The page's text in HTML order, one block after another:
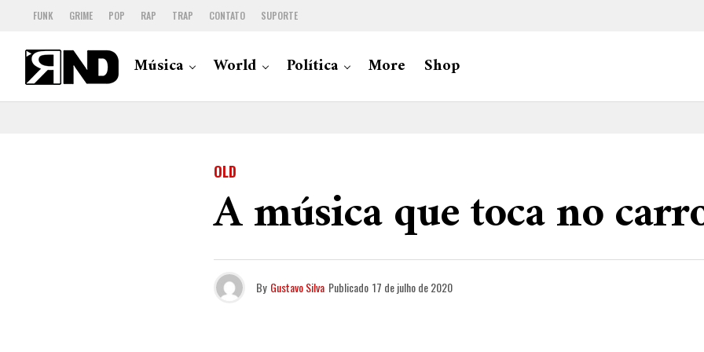
FUNK GRIME POP RAP TRAP CONTATO SUPORTE
Música World Política More Shop
OLD
A música que toca no
By Gustavo Silva Publicado 17 de julho de 2020